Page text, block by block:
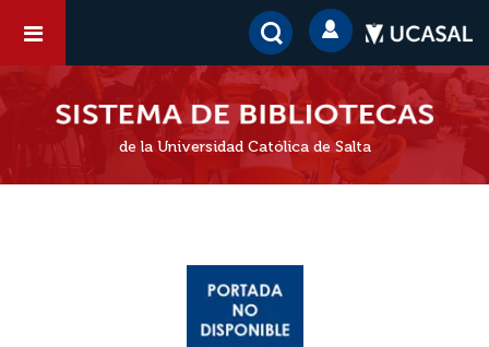
de la Universidad Católica de Salta